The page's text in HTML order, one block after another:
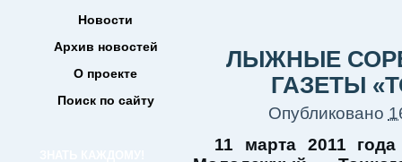
Новости
Архив новостей
О проекте
Поиск по сайту
ЛЫЖНЫЕ
ГАЗЕТЫ
Опубликовано
11 марта 2011